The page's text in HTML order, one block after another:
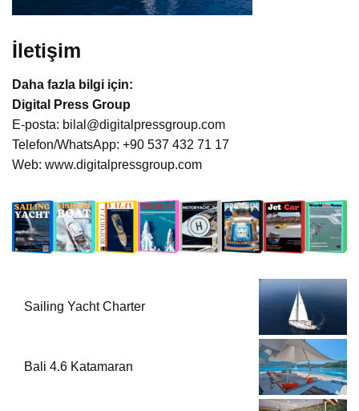
İletişim
Daha fazla bilgi için:
Digital Press Group
E-posta: bilal@digitalpressgroup.com
Telefon/WhatsApp: +90 537 432 71 17
Web: www.digitalpressgroup.com
Sailing Yacht Charter
Bali 4.6 Katamaran